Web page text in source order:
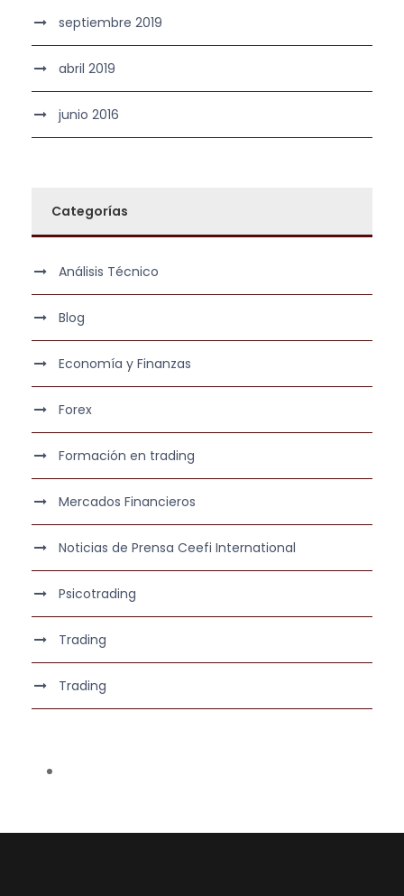
septiembre 2019
abril 2019
junio 2016
Categorías
Análisis Técnico
Blog
Economía y Finanzas
Forex
Formación en trading
Mercados Financieros
Noticias de Prensa Ceefi International
Psicotrading
Trading
Trading